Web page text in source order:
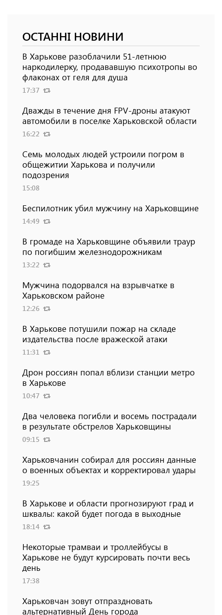
ОСТАННІ НОВИНИ
В Харькове разоблачили 51-летнюю
наркодилерку, продававшую психотропы во
флаконах от геля для душа
17:37
Дважды в течение дня FPV-дроны атакуют
автомобили в поселке Харьковской области
16:22
Семь молодых людей устроили погром в
общежитии Харькова и получили
подозрения
15:08
Беспилотник убил мужчину на Харьковщине
14:49
В громаде на Харьковщине объявили траур
по погибшим железнодорожникам
13:22
Мужчина подорвался на взрывчатке в
Харьковском районе
12:26
В Харькове потушили пожар на складе
издательства после вражеской атаки
11:31
Дрон россиян попал вблизи станции метро
в Харькове
10:47
Два человека погибли и восемь пострадали
в результате обстрелов Харьковщины
09:15
Харьковчанин собирал для россиян данные
о военных объектах и ​​корректировал удары
19:25
В Харькове и области прогнозируют град и
шквалы: какой будет погода в выходные
18:14
Некоторые трамваи и троллейбусы в
Харькове не будут курсировать почти весь
день
17:38
Харьковчан зовут отпраздновать
альтернативный День города